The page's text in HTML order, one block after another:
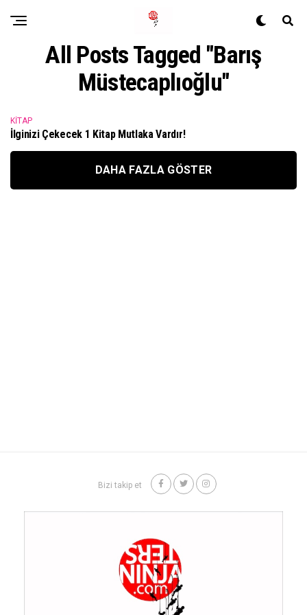
All Posts Tagged "Barış
Müstecaplıoğlu"
KITAP
İlginizi Çekecek 1 Kitap Mutlaka Vardır!
DAHA FAZLA GÖSTER
Bizi takip et